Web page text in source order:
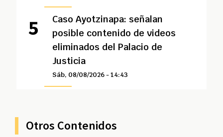
Caso Ayotzinapa: señalan
posible contenido de videos
eliminados del Palacio de
Justicia
Sáb, 08/08/2026 - 14:43
Otros Contenidos